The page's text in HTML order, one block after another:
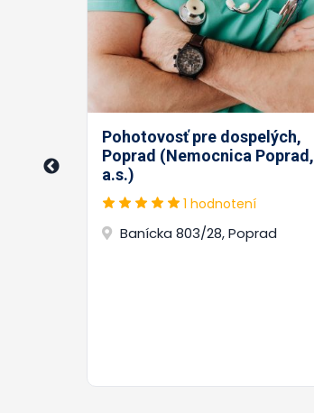
MUDr.
Pohotovosť pre dospelých,
Poprad (Nemocnica Poprad,
a.s.)
1 hodnotení
Banícka 803/28, Poprad